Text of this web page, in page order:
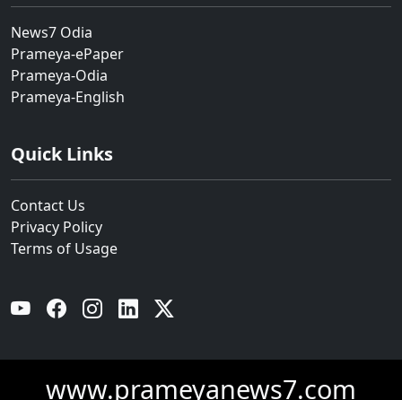
News7 Odia
Prameya-ePaper
Prameya-Odia
Prameya-English
Quick Links
Contact Us
Privacy Policy
Terms of Usage
YouTube Facebook Instagram Linkedin
www.prameyanews7.com